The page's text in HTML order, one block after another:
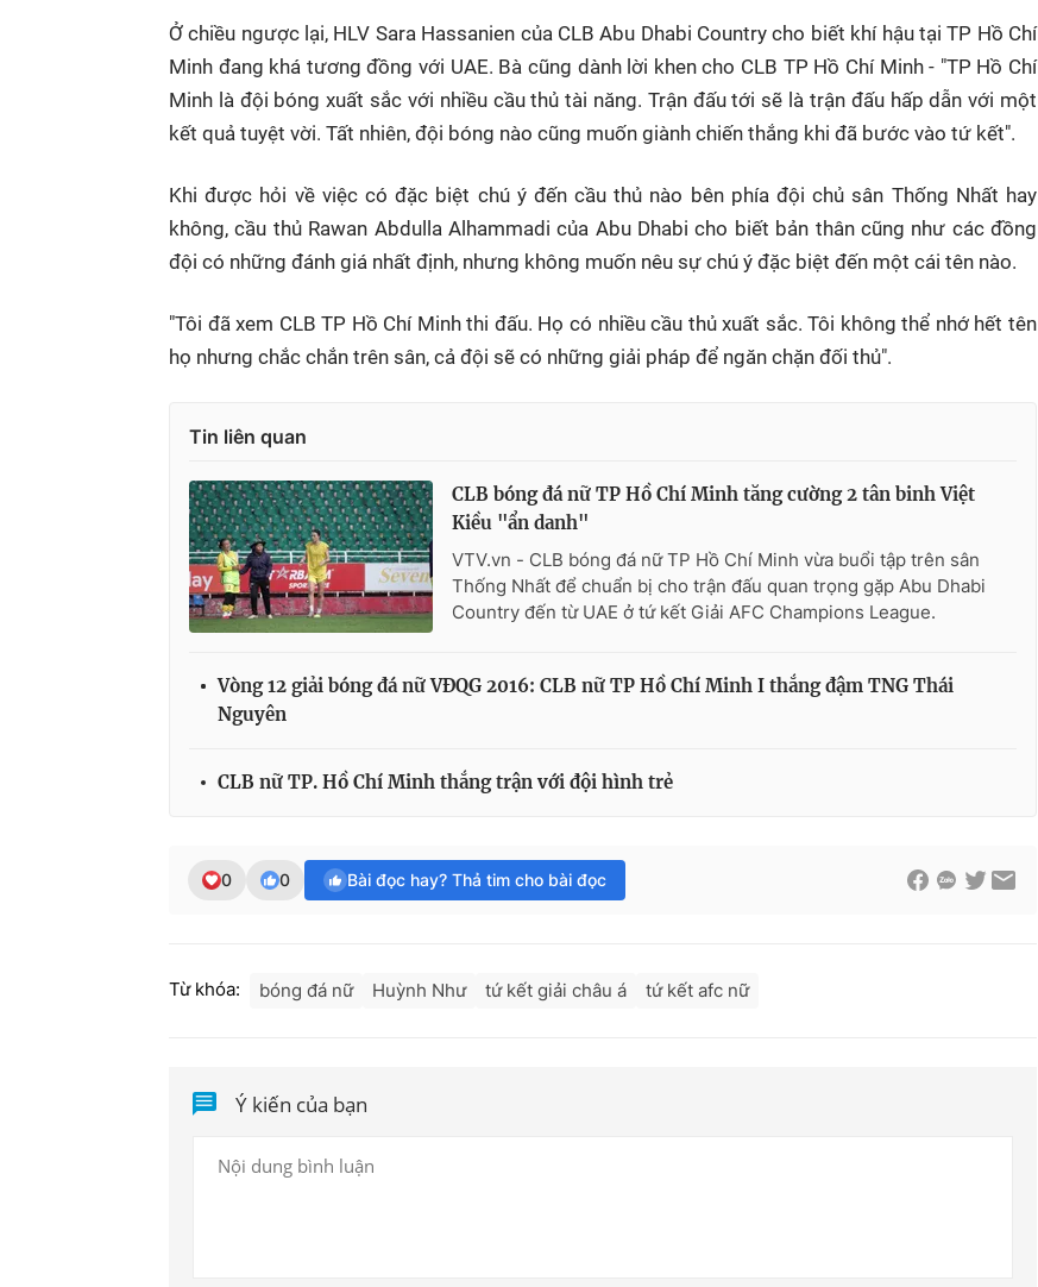
Ở chiều ngược lại, HLV Sara Hassanien của CLB Abu Dhabi Country cho biết khí hậu tại TP Hồ Chí
Minh đang khá tương đồng với UAE. Bà cũng dành lời khen cho CLB TP Hồ Chí Minh - "TP Hồ Chí
Minh là đội bóng xuất sắc với nhiều cầu thủ tài năng. Trận đấu tới sẽ là trận đấu hấp dẫn với một
kết quả tuyệt vời. Tất nhiên, đội bóng nào cũng muốn giành chiến thắng khi đã bước vào tứ kết".
Khi được hỏi về việc có đặc biệt chú ý đến cầu thủ nào bên phía đội chủ sân Thống Nhất hay
không, cầu thủ Rawan Abdulla Alhammadi của Abu Dhabi cho biết bản thân cũng như các đồng
đội có những đánh giá nhất định, nhưng không muốn nêu sự chú ý đặc biệt đến một cái tên nào.
"Tôi đã xem CLB TP Hồ Chí Minh thi đấu. Họ có nhiều cầu thủ xuất sắc. Tôi không thể nhớ hết tên
họ nhưng chắc chắn trên sân, cả đội sẽ có những giải pháp để ngăn chặn đối thủ".
Tin liên quan
CLB bóng đá nữ TP Hồ Chí Minh tăng cường 2 tân binh Việt
Kiều "ẩn danh"
VTV.vn - CLB bóng đá nữ TP Hồ Chí Minh vừa buổi tập trên sân
Thống Nhất để chuẩn bị cho trận đấu quan trọng gặp Abu Dhabi
Country đến từ UAE ở tứ kết Giải AFC Champions League.
Vòng 12 giải bóng đá nữ VĐQG 2016: CLB nữ TP Hồ Chí Minh I thắng đậm TNG Thái
Nguyên
CLB nữ TP. Hồ Chí Minh thắng trận với đội hình trẻ
0 0 Bài đọc hay? Thả tim cho bài đọc
Từ khóa: bóng đá nữ Huỳnh Như tứ kết giải châu á tứ kết afc nữ
Ý kiến của bạn